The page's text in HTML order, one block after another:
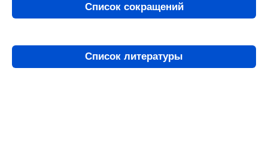
Список сокращений
Список литературы